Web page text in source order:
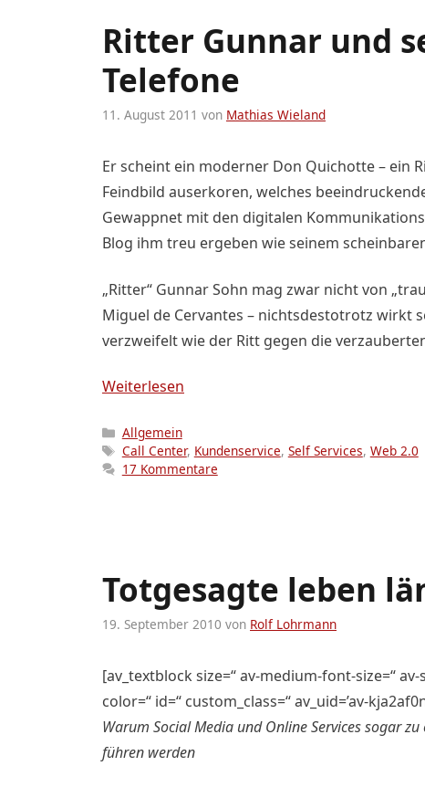
Ritter Gunnar und
Telefone
11. August 2011 von Mathias Wieland
Er scheint ein moderner Don Quichotte – ein
Feindbild auserkoren, welches
Gewappnet mit den digitalen
Blog ihm treu ergeben wie seinem
„Ritter“ Gunnar Sohn mag zwar nicht von
Miguel de Cervantes – nichtsdestotrotz wirkt
verzweifelt wie der Ritt gegen die
Weiterlesen
Kategorien
Allgemein
Schlagwörter
Call Center, Kundenservice, Self Services, Web 2.0
17 Kommentare
Totgesagte leben
19. September 2010 von Rolf Lohrmann
[av_textblock size=“ av-medium-font-size=“
color=“ id=“ custom_class=“ av_uid=’av-
Warum Social Media und Online Services sogar
führen werden